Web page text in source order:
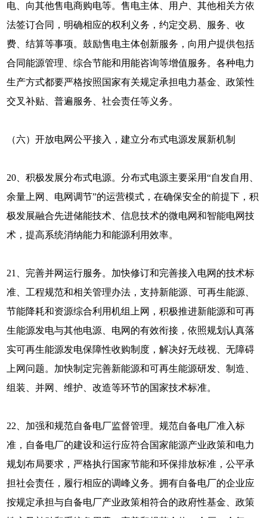
电、向其他售电商购电等。售电主体、用户、其他相关方依
法签订合同，明确相应的权利义务，约定交易、服务、收
费、结算等事项。鼓励售电主体创新服务，向用户提供包括
合同能源管理、综合节能和用能咨询等增值服务。各种电力
生产方式都要严格按照国家有关规定承担电力基金、政策性
交叉补贴、普遍服务、社会责任等义务。
（六）开放电网公平接入，建立分布式电源发展新机制
20、积极发展分布式电源。分布式电源主要采用“自发自用、
余量上网、电网调节”的运营模式，在确保安全的前提下，积
极发展融合先进储能技术、信息技术的微电网和智能电网技
术，提高系统消纳能力和能源利用效率。
21、完善并网运行服务。加快修订和完善接入电网的技术标
准、工程规范和相关管理办法，支持新能源、可再生能源、
节能降耗和资源综合利用机组上网，积极推进新能源和可再
生能源发电与其他电源、电网的有效衔接，依照规划认真落
实可再生能源发电保障性收购制度，解决好无歧视、无障碍
上网问题。加快制定完善新能源和可再生能源研发、制造、
组装、并网、维护、改造等环节的国家技术标准。
22、加强和规范自备电厂监督管理。规范自备电厂准入标
准，自备电厂的建设和运行应符合国家能源产业政策和电力
规划布局要求，严格执行国家节能和环保排放标准，公平承
担社会责任，履行相应的调峰义务。拥有自备电厂的企业应
按规定承担与自备电厂产业政策相符合的政府性基金、政策